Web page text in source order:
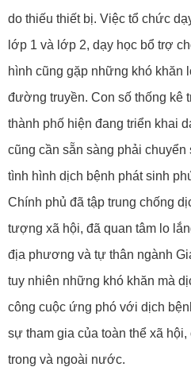
do thiếu thiết bị. Việc tổ chức
lớp 1 và lớp 2, dạy học bổ trợ
hình cũng gặp những khó khăn
đường truyền. Con số thống kê
thành phố hiện đang triển khai
cũng cần sẵn sàng phải
tình hình dịch bệnh phát sinh
Chính phủ đã tập trung chống
tượng xã hội, đã quan tâm lo
địa phương và tự thân ngành
tuy nhiên những khó khăn mà
công cuộc ứng phó với dịch
sự tham gia của toàn thể xã
trong và ngoài nước.